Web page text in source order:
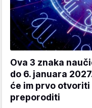
Ova 3 znaka
do 6. januara
će im prvo otvoriti
preporoditi